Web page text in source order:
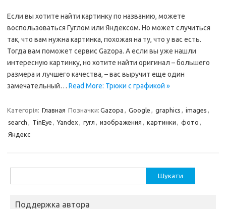
Если вы хотите найти картинку по названию, можете
воспользоваться Гуглом или Яндексом. Но может случиться
так, что вам нужна картинка, похожая на ту, что у вас есть.
Тогда вам поможет сервис Gazopa. А если вы уже нашли
интересную картинку, но хотите найти оригинал – большего
размера и лучшего качества, – вас выручит еще один
замечательный… Read More: Трюки с графикой »
Категорія: Главная Позначки: Gazopa , Google , graphics , images ,
search , TinEye , Yandex , гугл , изображения , картинки , фото ,
Яндекс
Поддержка автора